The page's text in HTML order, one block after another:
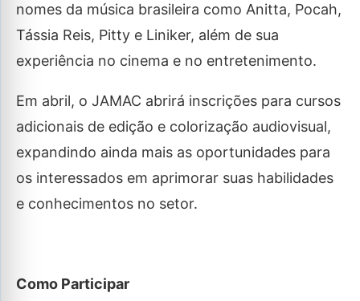
nomes da música brasileira como Anitta, Pocah,
Tássia Reis, Pitty e Liniker, além de sua
experiência no cinema e no entretenimento.
Em abril, o JAMAC abrirá inscrições para cursos
adicionais de edição e colorização audiovisual,
expandindo ainda mais as oportunidades para
os interessados em aprimorar suas habilidades
e conhecimentos no setor.
Como Participar